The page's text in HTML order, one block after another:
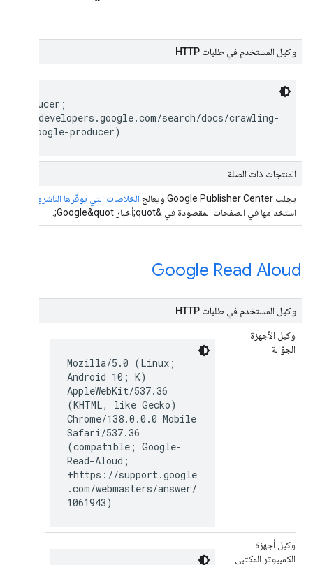
وكيل المستخدم في طلبات HTTP
developers.google.com/search/docs/crawling-
google-producer)
المنتجات ذات الصلة
يجلب Google Publisher Center ويعالج
الخلاصات التي يوفّرها الناشرون بشكل
استخدامها في الصفحات المقصودة في &quot;أخبار Google&quot;.
Google Read Aloud
وكيل المستخدم في طلبات HTTP
وكيل الأجهزة
الجوّالة
Mozilla/5.0 (Linux;
Android 10; K)
AppleWebKit/537.36
(KHTML, like Gecko)
Chrome/138.0.0.0 Mobile
Safari/537.36
(compatible; Google-
Read-Aloud;
+https://support.google
.com/webmasters/answer/
1061943)
وكيل أجهزة
الكمبيوتر المكتبي